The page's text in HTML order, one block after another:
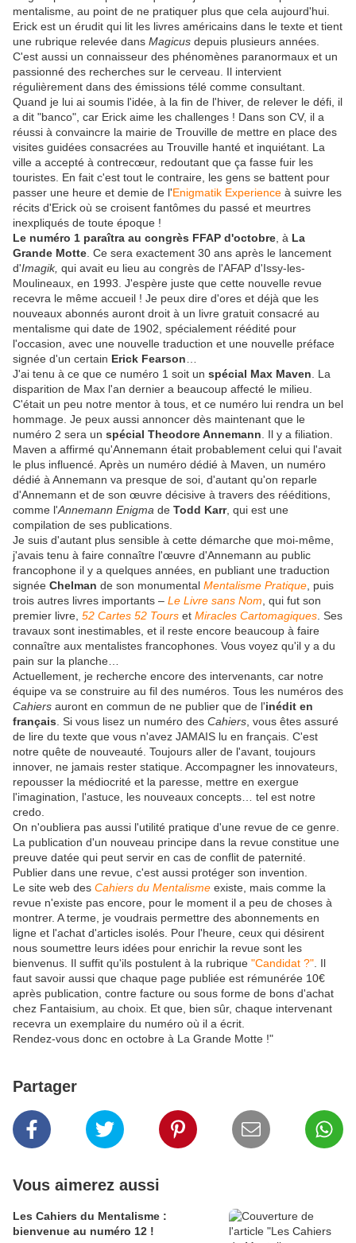
mentalisme, au point de ne pratiquer plus que cela aujourd'hui.
Erick est un érudit qui lit les livres américains dans le texte et tient
une rubrique relevée dans Magicus depuis plusieurs années.
C'est aussi un connaisseur des phénomènes paranormaux et un
passionné des recherches sur le cerveau. Il intervient
régulièrement dans des émissions télé comme consultant.
Quand je lui ai soumis l'idée, à la fin de l'hiver, de relever le défi, il
a dit "banco", car Erick aime les challenges ! Dans son CV, il a
réussi à convaincre la mairie de Trouville de mettre en place des
visites guidées consacrées au Trouville hanté et inquiétant. La
ville a accepté à contrecœur, redoutant que ça fasse fuir les
touristes. En fait c'est tout le contraire, les gens se battent pour
passer une heure et demie de l'Enigmatik Experience à suivre les
récits d'Erick où se croisent fantômes du passé et meurtres
inexpliqués de toute époque !
Le numéro 1 paraîtra au congrès FFAP d'octobre , à La
Grande Motte . Ce sera exactement 30 ans après le lancement
d'Imagik, qui avait eu lieu au congrès de l'AFAP d'Issy-les-
Moulineaux, en 1993. J'espère juste que cette nouvelle revue
recevra le même accueil ! Je peux dire d'ores et déjà que les
nouveaux abonnés auront droit à un livre gratuit consacré au
mentalisme qui date de 1902, spécialement réédité pour
l'occasion, avec une nouvelle traduction et une nouvelle préface
signée d'un certain Erick Fearson
J'ai tenu à ce que ce numéro 1 soit un spécial Max Maven . La
disparition de Max l'an dernier a beaucoup affecté le milieu.
C'était un peu notre mentor à tous, et ce numéro lui rendra un bel
hommage. Je peux aussi annoncer dès maintenant que le
numéro 2 sera un spécial Theodore Annemann . Il y a filiation.
Maven a affirmé qu'Annemann était probablement celui qui l'avait
le plus influencé. Après un numéro dédié à Maven, un numéro
dédié à Annemann va presque de soi, d'autant qu'on reparle
d'Annemann et de son œuvre décisive à travers des rééditions,
comme l'Annemann Enigma de Todd Karr, qui est une
compilation de ses publications.
Je suis d'autant plus sensible à cette démarche que moi-même,
j'avais tenu à faire connaître l'œuvre d'Annemann au public
francophone il y a quelques années, en publiant une traduction
signée Chelman de son monumental Mentalisme Pratique , puis
trois autres livres importants – Le Livre sans Nom , qui fut son
premier livre, 52 Cartes 52 Tours et Miracles Cartomagiques . Ses
travaux sont inestimables, et il reste encore beaucoup à faire
connaître aux mentalistes francophones. Vous voyez qu'il y a du
pain sur la planche…
Actuellement, je recherche encore des intervenants, car notre
équipe va se construire au fil des numéros. Tous les numéros des
Cahiers auront en commun de ne publier que de l'inédit en
français . Si vous lisez un numéro des Cahiers , vous êtes assuré
de lire du texte que vous n'avez JAMAIS lu en français. C'est
notre quête de nouveauté. Toujours aller de l'avant, toujours
innover, ne jamais rester statique. Accompagner les innovateurs,
repousser la médiocrité et la paresse, mettre en exergue
l'imagination, l'astuce, les nouveaux concepts… tel est notre
credo.
On n'oubliera pas aussi l'utilité pratique d'une revue de ce genre.
La publication d'un nouveau principe dans la revue constitue une
preuve datée qui peut servir en cas de conflit de paternité.
Publier dans une revue, c'est aussi protéger son invention.
Le site web des Cahiers du Mentalisme existe, mais comme la
revue n'existe pas encore, pour le moment il a peu de choses à
montrer. A terme, je voudrais permettre des abonnements en
ligne et l'achat d'articles isolés. Pour l'heure, ceux qui désirent
nous soumettre leurs idées pour enrichir la revue sont les
bienvenus. Il suffit qu'ils postulent à la rubrique "Candidat ?" . Il
faut savoir aussi que chaque page publiée est rémunérée 10€
après publication, contre facture ou sous forme de bons d'achat
chez Fantaisium, au choix. Et que, bien sûr, chaque intervenant
recevra un exemplaire du numéro où il a écrit.
Rendez-vous donc en octobre à La Grande Motte !"
Partager
Vous aimerez aussi
Les Cahiers du Mentalisme :
bienvenue au numéro 12 !